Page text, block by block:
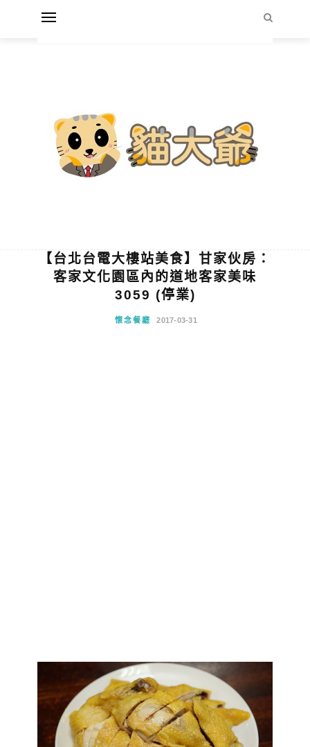
【台北台電大樓站美食】甘家伙房：
客家文化園區內的道地客家美味
3059 (停業)
懷念餐廳 2017-03-31